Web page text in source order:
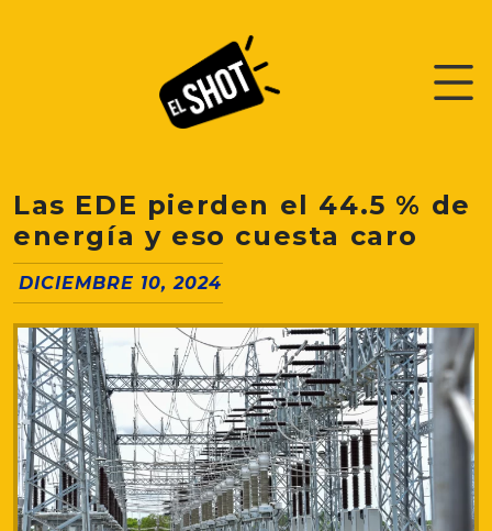
Las EDE pierden el 44.5 % de
energía y eso cuesta caro
DICIEMBRE 10, 2024